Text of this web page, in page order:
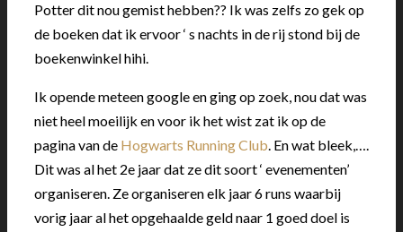
Potter dit nou gemist hebben?? Ik was zelfs zo gek op
de boeken dat ik ervoor ‘ s nachts in de rij stond bij de
boekenwinkel hihi.
Ik opende meteen google en ging op zoek, nou dat was
niet heel moeilijk en voor ik het wist zat ik op de
pagina van de Hogwarts Running Club. En wat bleek,….
Dit was al het 2e jaar dat ze dit soort ‘ evenementen’
organiseren. Ze organiseren elk jaar 6 runs waarbij
vorig jaar al het opgehaalde geld naar 1 goed doel is